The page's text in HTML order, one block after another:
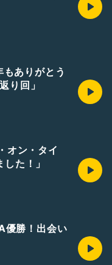
ありがとう
り回」
オン・タイ
た！」
優勝！出会い